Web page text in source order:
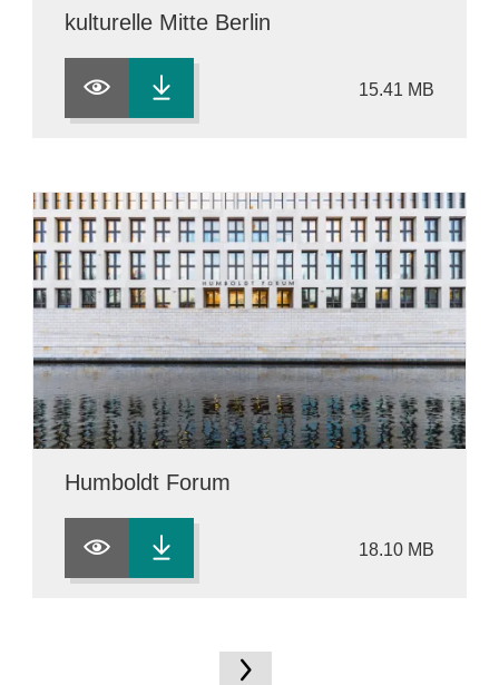
kulturelle Mitte Berlin
15.41 MB
Humboldt Forum
18.10 MB